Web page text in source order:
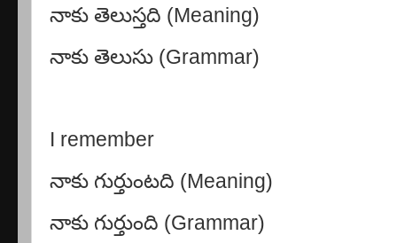
నాకు తెలుస్తది (Meaning)
నాకు తెలుసు (Grammar)
I remember
నాకు గుర్తుంటది (Meaning)
నాకు గుర్తుంది (Grammar)